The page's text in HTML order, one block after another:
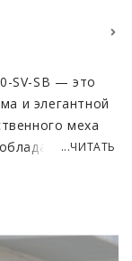
SV-SB — это
и элегантной
меха
...ЧИТАТЬ